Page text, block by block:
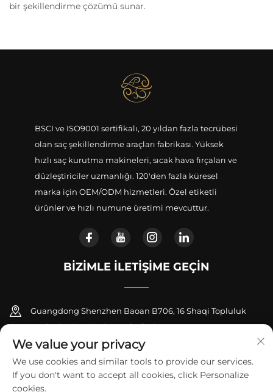
bir şekillendirme çözümü sunar.
BSCI ve ISO9001 sertifikalı, 20 yıldan fazla tecrübesi
olan saç şekillendirme araçları fabrikası. Yüksek
hızlı saç kurutma makineleri, sıcak hava fırçaları ve
düzleştiriciler uzmanlığı. 120'den fazla küresel
marka için OEM/ODM hizmetleri. Özel etiketli
ürünler ve hızlı numune üretimi mevcuttur.
BIZIMLE İLETIŞIME GEÇIN
Guangdong Shenzhen Baoan B706, 16 Shaqi Topluluk
Merkezi Yolu, Xinqiao Mahallesi
+86-18948311339
[email protected]
We value your privacy
We use cookies and similar tools to provide our services.
If you don't want to accept all cookies, click Personalize
cookies.